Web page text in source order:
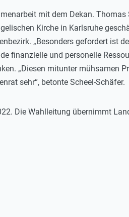
mit dem Dekan. Thomas
Kirche in Karlsruhe
„Besonders gefordert ist
finanzielle und personelle
„Diesen mitunter mühsamen
sehr“, betonte Scheel-Schäfer.
Die Wahlleitung übernimmt